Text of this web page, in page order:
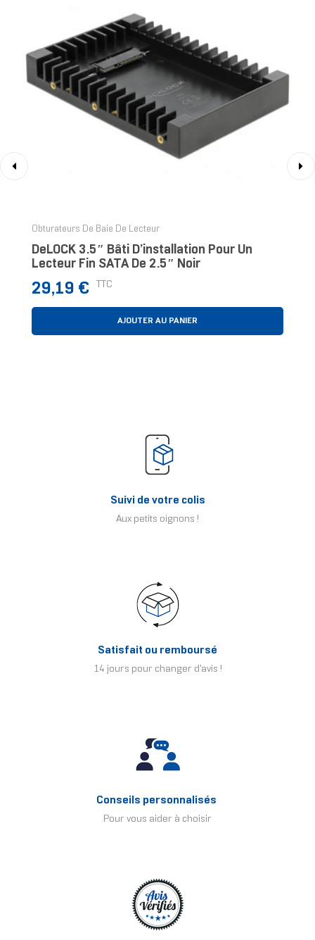
Obturateurs De Baie De Lecteur
DeLOCK 3.5″ Bâti D’installation Pour Un
Lecteur Fin SATA De 2.5″ Noir
Prix
29,19 € TTC
AJOUTER AU PANIER
Suivi de votre colis
Aux petits oignons !
Satisfait ou remboursé
14 jours pour changer d'avis !
Conseils personnalisés
Pour vous aider à choisir